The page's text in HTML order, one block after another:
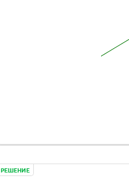
РЕШЕНИЕ